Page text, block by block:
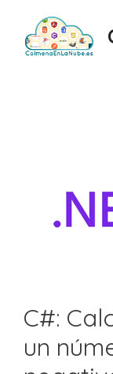
contenido
C#:
un